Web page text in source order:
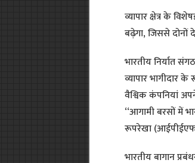
व्यापार क्षेत्र के
बढ़ेगा, जिससे दोनों
भारतीय निर्यात
व्यापार भागीदार
वैश्विक कंपनियां
‘‘आगामी बरसों में
रूपरेखा
भारतीय बागान